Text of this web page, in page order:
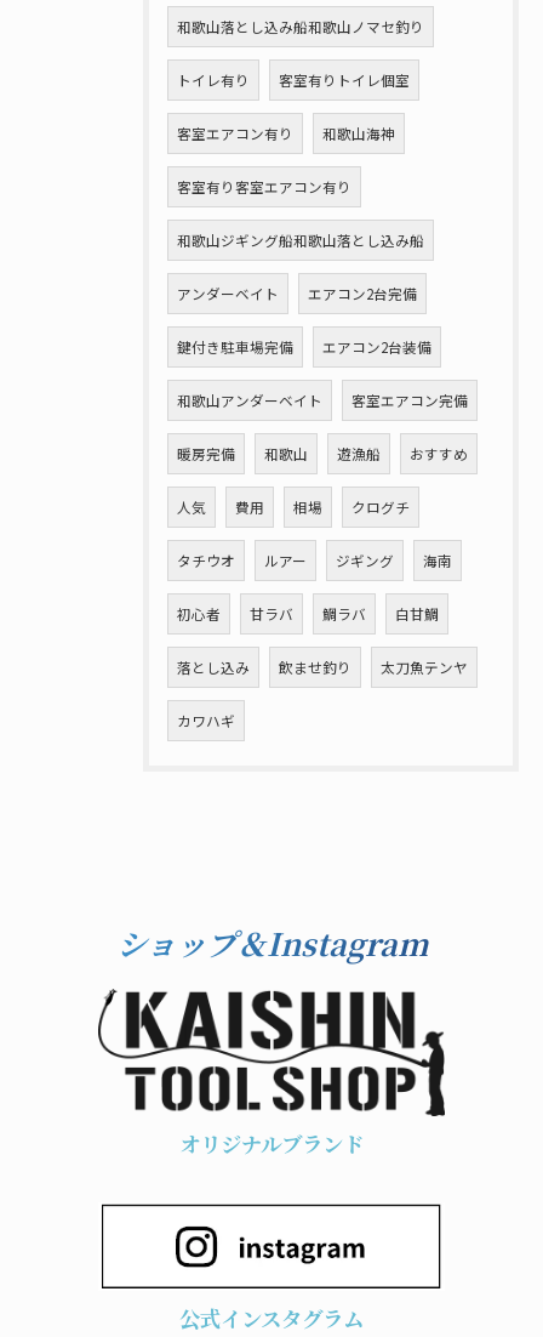
和歌山落とし込み船和歌山ノマセ釣り
トイレ有り 客室有りトイレ個室
客室エアコン有り 和歌山海神
客室有り客室エアコン有り
和歌山ジギング船和歌山落とし込み船
アンダーベイト エアコン2台完備
鍵付き駐車場完備 エアコン2台装備
和歌山アンダーベイト 客室エアコン完備
暖房完備 和歌山 遊漁船 おすすめ
人気 費用 相場 クログチ
タチウオ ルアー ジギング 海南
初心者 甘ラバ 鯛ラバ 白甘鯛
落とし込み 飲ませ釣り 太刀魚テンヤ
カワハギ
ショップ＆Instagram
オリジナルブランド
公式インスタグラム